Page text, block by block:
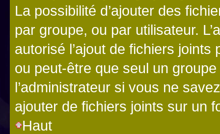
La possibilité d’ajouter des
par groupe, ou par utilisateur.
autorisé l’ajout de fichiers
ou peut-être que seul un
l’administrateur si vous ne
ajouter de fichiers joints sur un
Haut